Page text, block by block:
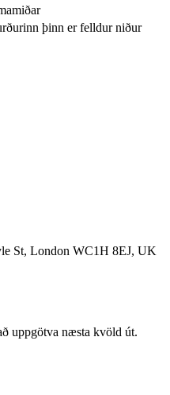
þinn er felldur niður
St, London WC1H 8EJ, UK
uppgötva næsta kvöld út.